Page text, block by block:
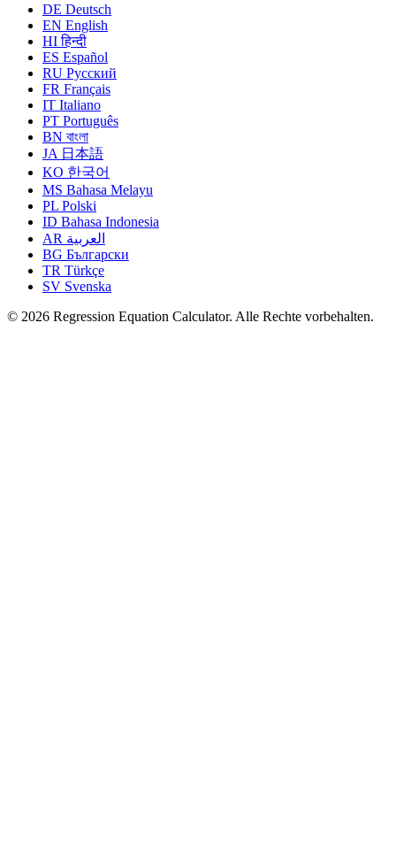
DE Deutsch
EN English
HIहिन्दी
ES Español
RU Русский
FR Français
IT Italiano
PT Português
BN বাংলা
JA 日本語
KO 한국어
MS Bahasa Melayu
PL Polski
ID Bahasa Indonesia
AR العربية
BG Български
TR Türkçe
SV Svenska
© 2026 Regression Equation Calculator. Alle Rechte vorbehalten.